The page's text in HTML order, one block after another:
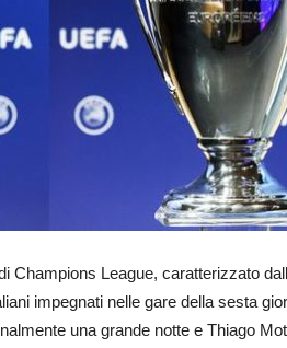
Champions League, caratterizzato
impegnati nelle gare della sesta
una grande notte e Thiago